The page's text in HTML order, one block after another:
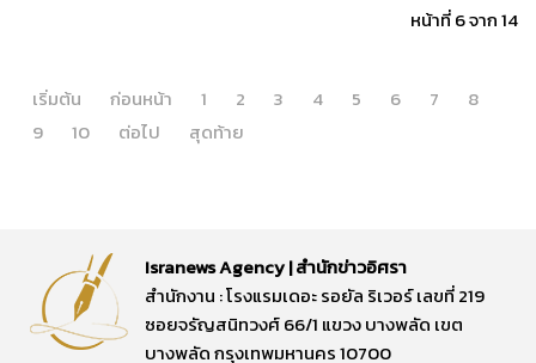
หน้าที่ 6 จาก 14
เริ่มต้น ก่อนหน้า 1 2 3 4 5 6 7
8
9
10 ต่อไป สุดท้าย
Isranews Agency | สำนักข่าวอิศรา
สำนักงาน : โรงแรมเดอะ รอยัล ริเวอร์ เลขที่ 219
ซอยจรัญสนิทวงศ์ 66/1 แขวง บางพลัด เขต
บางพลัด กรุงเทพมหานคร 10700